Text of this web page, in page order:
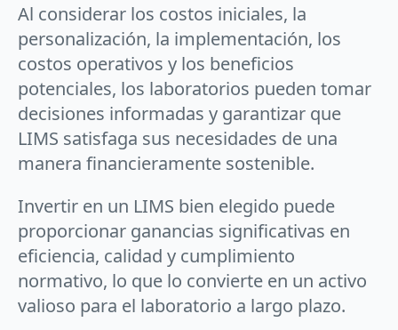
Al considerar los costos iniciales, la
personalización, la implementación, los
costos operativos y los beneficios
potenciales, los laboratorios pueden tomar
decisiones informadas y garantizar que
LIMS satisfaga sus necesidades de una
manera financieramente sostenible.
Invertir en un LIMS bien elegido puede
proporcionar ganancias significativas en
eficiencia, calidad y cumplimiento
normativo, lo que lo convierte en un activo
valioso para el laboratorio a largo plazo.